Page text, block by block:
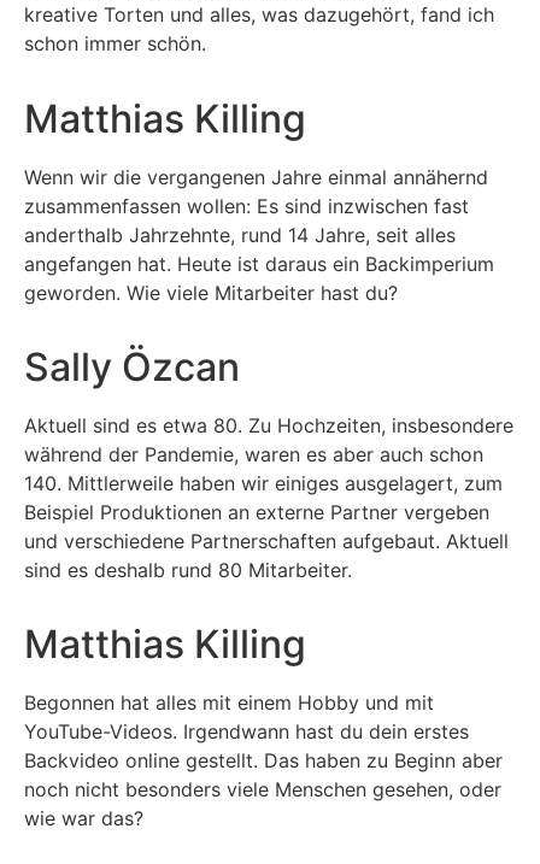
kreative Torten und alles, was dazugehört, fand ich
schon immer schön.
Matthias Killing
Wenn wir die vergangenen Jahre einmal annähernd
zusammenfassen wollen: Es sind inzwischen fast
anderthalb Jahrzehnte, rund 14 Jahre, seit alles
angefangen hat. Heute ist daraus ein Backimperium
geworden. Wie viele Mitarbeiter hast du?
Sally Özcan
Aktuell sind es etwa 80. Zu Hochzeiten, insbesondere
während der Pandemie, waren es aber auch schon
140. Mittlerweile haben wir einiges ausgelagert, zum
Beispiel Produktionen an externe Partner vergeben
und verschiedene Partnerschaften aufgebaut. Aktuell
sind es deshalb rund 80 Mitarbeiter.
Matthias Killing
Begonnen hat alles mit einem Hobby und mit
YouTube-Videos. Irgendwann hast du dein erstes
Backvideo online gestellt. Das haben zu Beginn aber
noch nicht besonders viele Menschen gesehen, oder
wie war das?